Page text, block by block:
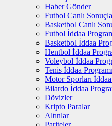
Haber Gönder
Futbol Canlı
Basketbol Canlı
Futbol İddaa
Basketbol İddaa
Hentbol İddaa
Voleybol İddaa
Tenis İddaa Programı
Motor Sporları İddaa
Bilardo İddaa
Dövizler
Kripto Paralar
Altınlar